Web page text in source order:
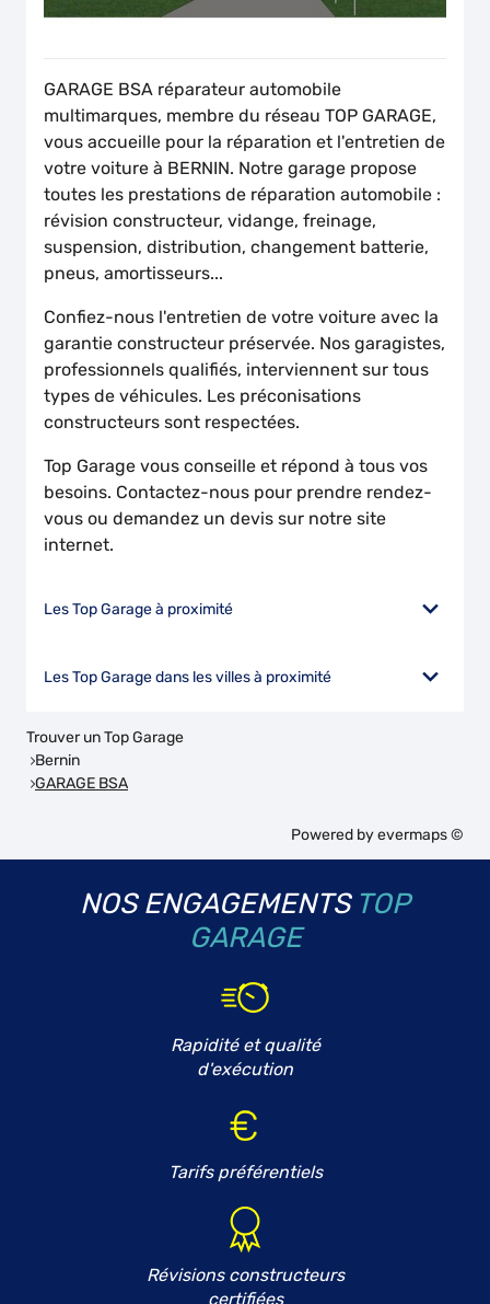
GARAGE BSA réparateur automobile
multimarques, membre du réseau TOP GARAGE,
vous accueille pour la réparation et l'entretien de
votre voiture à BERNIN. Notre garage propose
toutes les prestations de réparation automobile :
révision constructeur, vidange, freinage,
suspension, distribution, changement batterie,
pneus, amortisseurs...
Confiez-nous l'entretien de votre voiture avec la
garantie constructeur préservée. Nos garagistes,
professionnels qualifiés, interviennent sur tous
types de véhicules. Les préconisations
constructeurs sont respectées.
Top Garage vous conseille et répond à tous vos
besoins. Contactez-nous pour prendre rendez-
vous ou demandez un devis sur notre site
internet.
Les Top Garage à proximité
Les Top Garage dans les villes à proximité
Trouver un Top Garage
Bernin
GARAGE BSA
Powered byevermaps ©
NOS ENGAGEMENTS TOP
GARAGE
Rapidité et qualité
d'exécution
Tarifs préférentiels
Révisions constructeurs
certifiées